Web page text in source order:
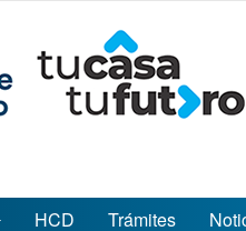
HCD Trámites